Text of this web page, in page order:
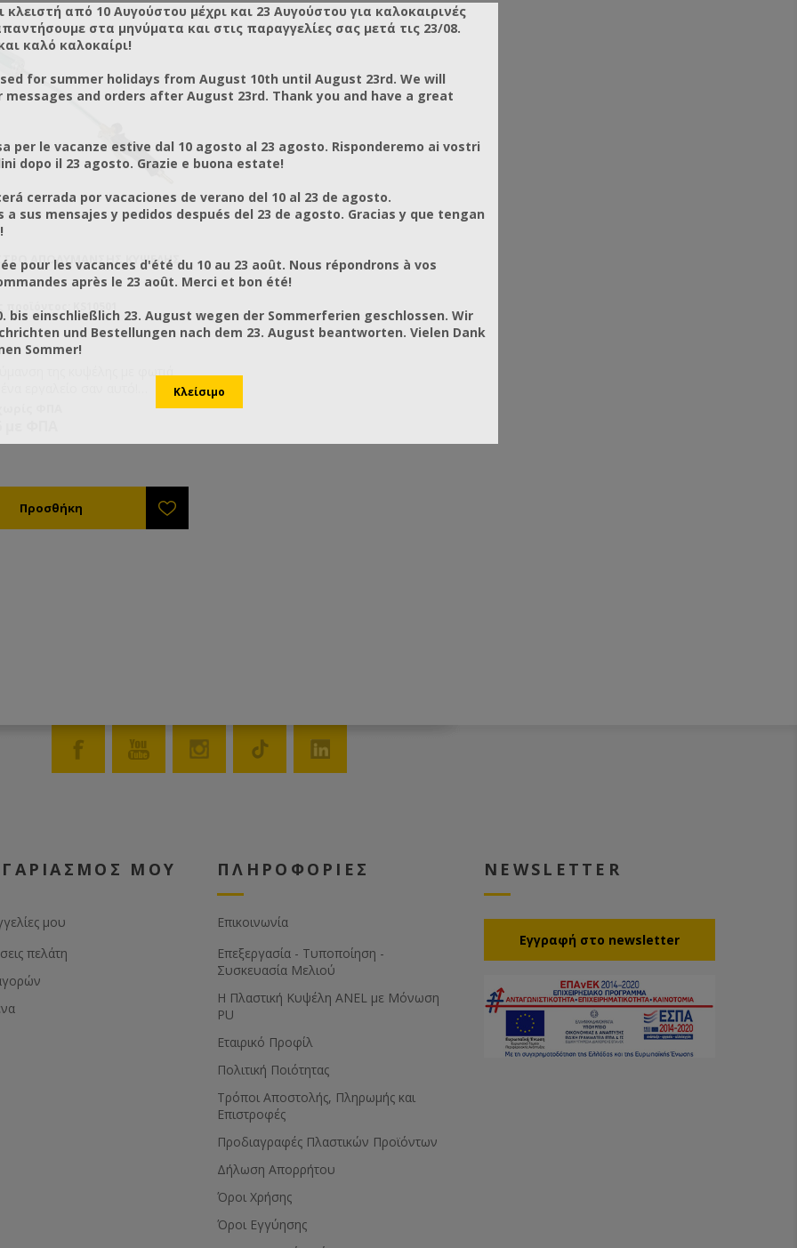
ΑΠΟΛΎΜΑΝΣΗΣ ΚΥΨΈΛΗΣ
της κυψέλης με φωτιά
συσκευή καύσης. Με
ΜΟΥ
μου
πελάτη
ΠΛΗΡΟΦΟΡΙΕΣ
Επικοινωνία
Επεξεργασία - Τυποποίηση -
Συσκευασία Μελιού
Η Πλαστική Κυψέλη ANEL με Μόνωση
PU
Εταιρικό Προφίλ
Πολιτική Ποιότητας
Τρόποι Αποστολής, Πληρωμής και
Επιστροφές
Προδιαγραφές Πλαστικών Προϊόντων
Δήλωση Απορρήτου
Όροι Χρήσης
Όροι Εγγύησης
NEWSLETTER
Eγγραφή στο newsletter
κλειστή από 10 Αυγούστου μέχρι και 23 Αυγούστου για καλοκαιρινές
στα μηνύματα και στις παραγγελίες σας μετά τις 23/08.
καλό καλοκαίρι!
for summer holidays from August 10th until August 23rd. We will
messages and orders after August 23rd. Thank you and have a great
per le vacanze estive dal 10 agosto al 23 agosto. Risponderemo ai vostri
dopo il 23 agosto. Grazie e buona estate!
cerrada por vacaciones de verano del 10 al 23 de agosto.
a sus mensajes y pedidos después del 23 de agosto. Gracias y que tengan
pour les vacances d'été du 10 au 23 août. Nous répondrons à vos
après le 23 août. Merci et bon été!
bis einschließlich 23. August wegen der Sommerferien geschlossen. Wir
und Bestellungen nach dem 23. August beantworten. Vielen Dank
Sommer!